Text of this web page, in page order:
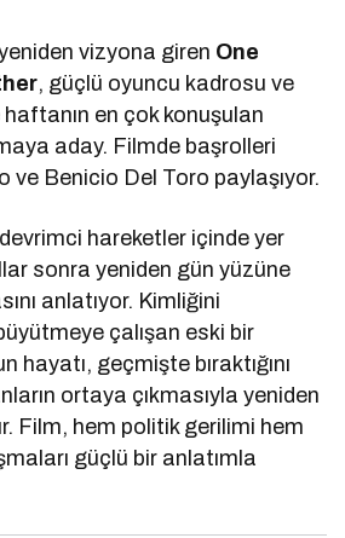
vizyona giren One
, güçlü oyuncu kadrosu ve
en çok konuşulan
aday. Filmde başrolleri
ve Benicio Del Toro paylaşıyor.
hareketler içinde yer
sonra yeniden gün yüzüne
anlatıyor. Kimliğini
çalışan eski bir
hayatı, geçmişte bıraktığını
ortaya çıkmasıyla yeniden
Film, hem politik gerilimi hem
güçlü bir anlatımla